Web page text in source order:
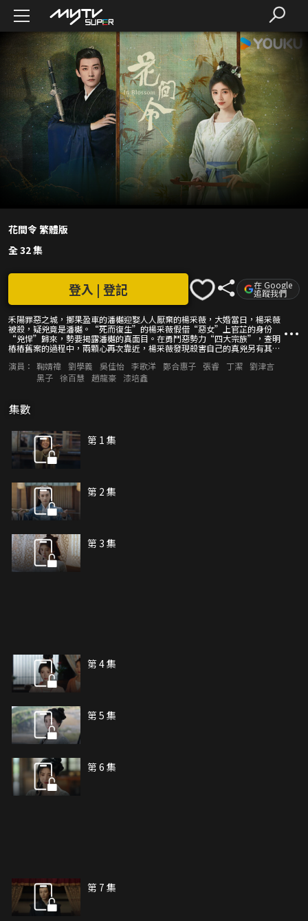
花間令 繁體版
全 32 集
禾陽罪惡之城，擲果盈車的潘樾迎娶人人厭棄的楊采薇，大婚當日，楊采薇
被殺，疑兇竟是潘樾。“死而復生”的楊采薇假借“惡女”上官芷的身份
“兇悍”歸來，勢要揭露潘樾的真面目。在勇鬥惡勢力“四大宗族”，查明
樁樁舊案的過程中，兩顆心再次靠近，楊采薇發現殺害自己的真兇另有其
二人推向萬劫不復。
登入 | 登記 在 Google
追蹤我們
演員： 鞠婧禕 劉學義 吳佳怡 李歌洋 鄭合惠子 張睿 丁潔 劉津言
黑子 徐百慧 趙龍豪 漆培鑫
集數
第 1 集
第 2 集
第 3 集
第 4 集
第 5 集
第 6 集
第 7 集